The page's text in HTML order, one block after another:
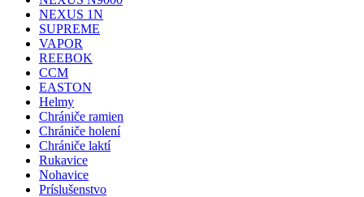
NEXUS 1N
SUPREME
VAPOR
REEBOK
CCM
EASTON
Helmy
Chrániče ramien
Chrániče holení
Chrániče laktí
Rukavice
Nohavice
Príslušenstvo